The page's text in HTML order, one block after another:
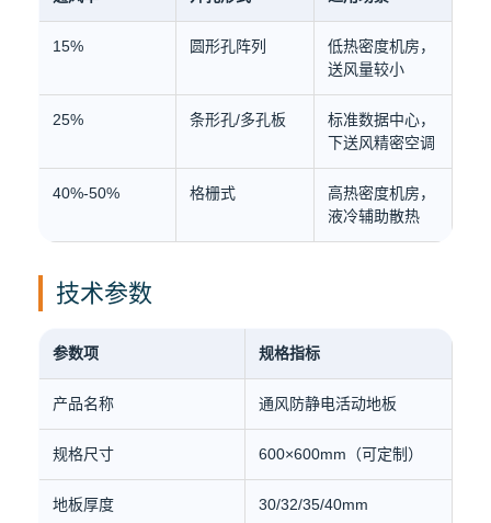
15% 圆形孔阵列
低热密度机房，
送风量较小
25% 条形孔/多孔板
标准数据中心，
下送风精密空调
40%-50% 格栅式
高热密度机房，
液冷辅助散热
技术参数
参数项 规格指标
产品名称 通风防静电活动地板
规格尺寸 600×600mm（可定制）
地板厚度 30/32/35/40mm